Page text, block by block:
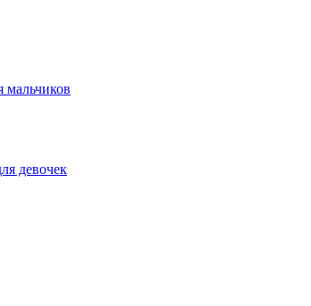
девочек